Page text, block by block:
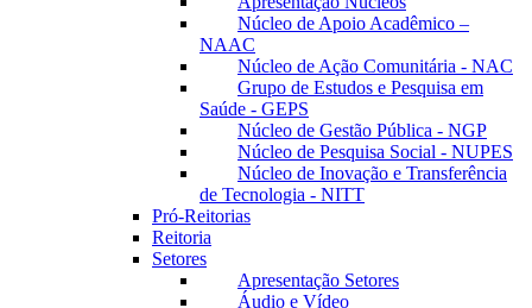
Núcleo de Apoio Acadêmico –
NAAC
Núcleo de Ação Comunitária - NAC
Grupo de Estudos e Pesquisa em
Saúde - GEPS
Núcleo de Gestão Pública - NGP
Núcleo de Pesquisa Social - NUPES
Núcleo de Inovação e Transferência
de Tecnologia - NITT
Pró-Reitorias
Reitoria
Setores
Apresentação Setores
Áudio e Vídeo